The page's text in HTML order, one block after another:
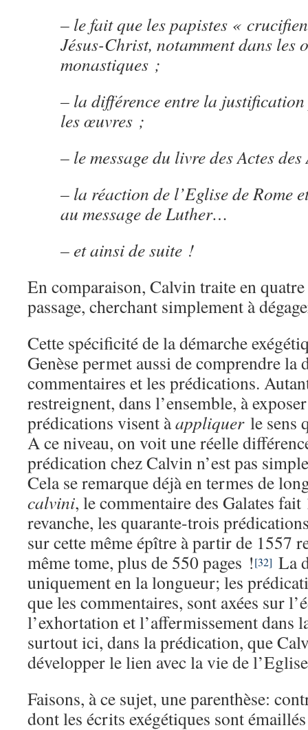
– le fait que les papistes «
Jésus-Christ, notamment dans les
monastiques ;
– la différence entre la
les œuvres ;
– le message du livre des Actes
– la réaction de l’Eglise de Rome
au message de Luther…
– et ainsi de suite !
En comparaison, Calvin traite en quatre
passage, cherchant simplement à
Cette spécificité de la démarche
Genèse permet aussi de comprendre la
commentaires et les prédications.
restreignent, dans l’ensemble, à
prédications visent àappliquerle sens
A ce niveau, on voit une réelle
prédication chez Calvin n’est pas
Cela se remarque déjà en termes de
calvini, le commentaire des Galates fait
revanche, les quarante-trois
sur cette même épître à partir de 1557
même tome, plus de 550 pages ![32] La
uniquement en la longueur; les
que les commentaires, sont axées sur
l’exhortation et l’affermissement dans
surtout ici, dans la prédication, que
développer le lien avec la vie de
Faisons, à ce sujet, une parenthèse:
dont les écrits exégétiques sont